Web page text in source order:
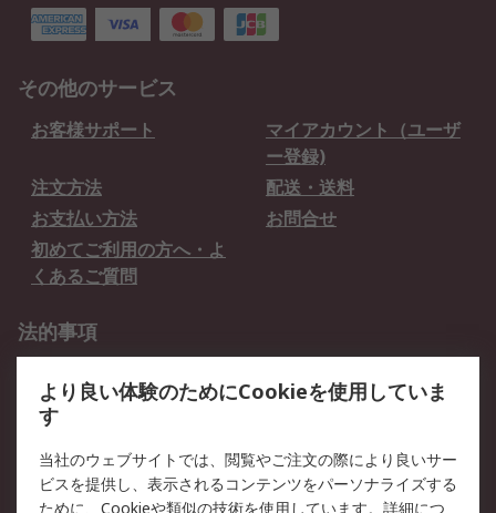
その他のサービス
お客様サポート
マイアカウント（ユーザ
ー登録)
注文方法
配送・送料
お支払い方法
お問合せ
初めてご利用の方へ・よ
くあるご質問
法的事項
クッキーポリシー
RSについて
会社概要 採用情報
より良い体験のためにCookieを使用していま
す
当社のウェブサイトでは、閲覧やご注文の際により良いサー
ビスを提供し、表示されるコンテンツをパーソナライズする
ために、Cookieや類似の技術を使用しています。詳細につ